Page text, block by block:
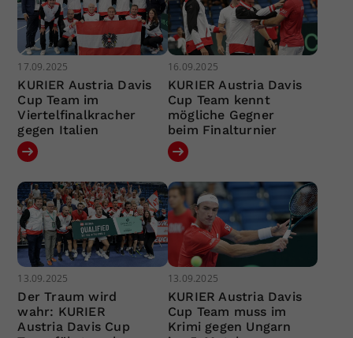
17.09.2025
KURIER Austria Davis
Cup Team im
Viertelfinalkracher
gegen Italien
16.09.2025
KURIER Austria Davis
Cup Team kennt
mögliche Gegner
beim Finalturnier
13.09.2025
Der Traum wird
wahr: KURIER
Austria Davis Cup
13.09.2025
KURIER Austria Davis
Cup Team muss im
Krimi gegen Ungarn